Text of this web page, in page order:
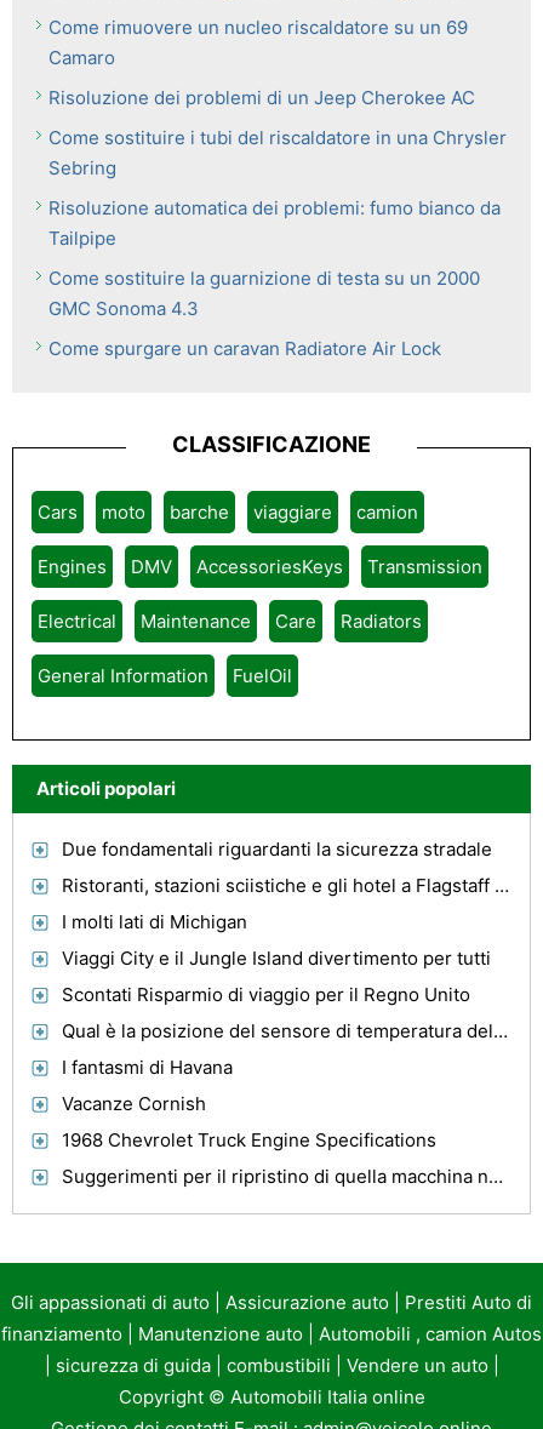
Come rimuovere un nucleo riscaldatore su un 69
Camaro
Risoluzione dei problemi di un Jeep Cherokee AC
Come sostituire i tubi del riscaldatore in una Chrysler
Sebring
Risoluzione automatica dei problemi: fumo bianco da
Tailpipe
Come sostituire la guarnizione di testa su un 2000
GMC Sonoma 4.3
Come spurgare un caravan Radiatore Air Lock
CLASSIFICAZIONE
Cars moto barche viaggiare camion
Engines DMV AccessoriesKeys Transmission
Electrical Maintenance Care Radiators
General Information FuelOil
Articoli popolari
Due fondamentali riguardanti la sicurezza stradale
Ristoranti, stazioni sciistiche e gli hotel a Flagstaff Say Let It Snow!
I molti lati di Michigan
Viaggi City e il Jungle Island divertimento per tutti
Scontati Risparmio di viaggio per il Regno Unito
Qual è la posizione del sensore di temperatura del liquido di raffreddamento su un motore Toyota Tacoma 3RZ?
I fantasmi di Havana
Vacanze Cornish
1968 Chevrolet Truck Engine Specifications
Suggerimenti per il ripristino di quella macchina nuova Corsa
Gli appassionati di auto Assicurazione auto
Prestiti Auto di
finanziamento
Manutenzione auto
Automobili , camion Autos
sicurezza di guida| combustibili Vendere un auto|
Copyright © Automobili Italia online